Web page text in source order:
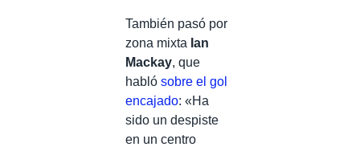
También pasó por
zona mixta Ian
Mackay, que
habló sobre el gol
encajado: «Ha
sido un despiste
en un centro